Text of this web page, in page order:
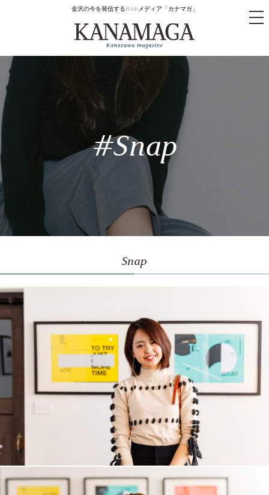
金沢の今を発信するWebメディア「カナマガ」
#Snap
Snap